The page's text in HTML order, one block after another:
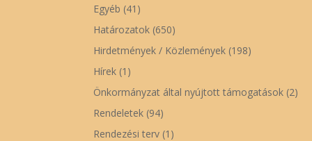
Egyéb (41)
Határozatok (650)
Hirdetmények / Közlemények (198)
Hírek (1)
Önkormányzat által nyújtott támogatások (2)
Rendeletek (94)
Rendezési terv (1)